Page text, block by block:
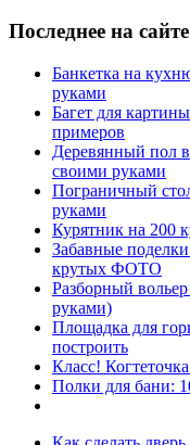
Последнее на
Банкетка на
руками
Багет для
примеров
Деревянный пол
своими руками
Пограничный
руками
Курятник на 200
Забавные
крутых ФОТО
Разборный
руками)
Площадка для
построить
Класс!
Полки для бани: